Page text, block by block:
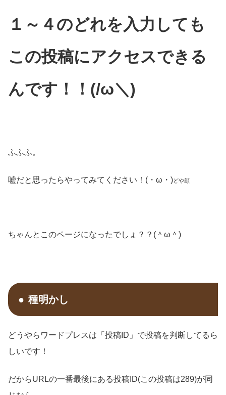
１～４のどれを入力しても
この投稿にアクセスできる
んです！！ (/ω＼)
ふふふ。
嘘だと思ったらやってみてください！(・ω・)どや顔
ちゃんとこのページになったでしょ？？(＾ω＾)
種明かし
どうやらワードプレスは「投稿ID」で投稿を判断してるら
しいです！
だからURLの一番最後にある投稿ID(この投稿は289)が同